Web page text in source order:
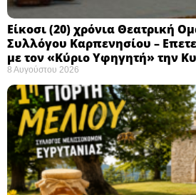
Eίκοσι (20) χρόνια Θεατρική
Συλλόγου Καρπενησίου –
με τον «Κύριο Υφηγητή» την
8 Αυγούστου 2026